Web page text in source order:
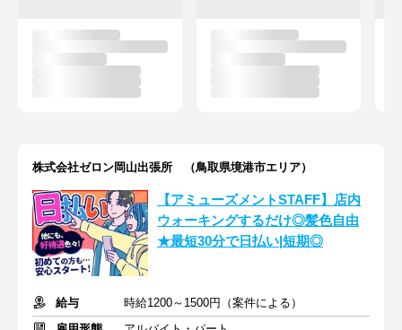
株式会社ゼロン岡山出張所 （鳥取県境港市エリア）
【アミューズメントSTAFF】店内
ウォーキングするだけ◎髪色自由
★最短30分で日払い|短期◎
給与
時給1200～1500円（案件による）